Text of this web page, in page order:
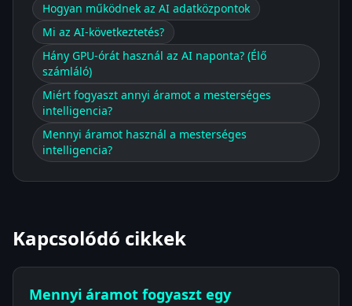
Hogyan működnek az AI adatközpontok
Mi az AI-következtetés?
Hány GPU-órát használ az AI naponta? (Élő
számláló)
Miért fogyaszt annyi áramot a mesterséges
intelligencia?
Mennyi áramot használ a mesterséges
intelligencia?
Kapcsolódó cikkek
Mennyi áramot fogyaszt egy